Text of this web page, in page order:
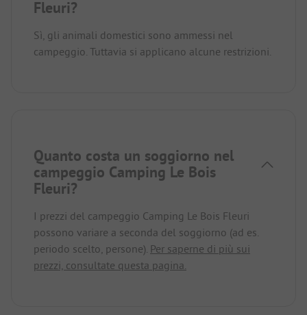
Fleuri?
Sì, gli animali domestici sono ammessi nel
campeggio. Tuttavia si applicano alcune restrizioni.
Quanto costa un soggiorno nel
campeggio Camping Le Bois
Fleuri?
I prezzi del campeggio Camping Le Bois Fleuri
possono variare a seconda del soggiorno (ad es.
periodo scelto, persone). Per saperne di più sui
prezzi, consultate questa pagina.